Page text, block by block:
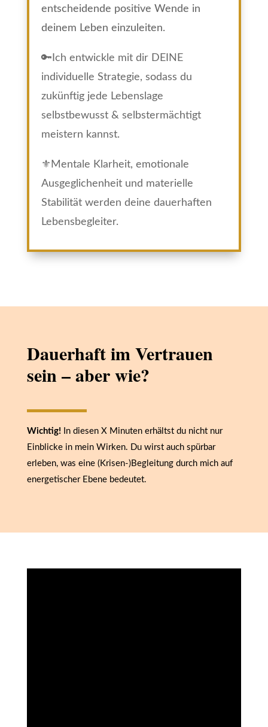
entscheidende positive Wende in
deinem Leben einzuleiten.
🔑Ich entwickle mit dir DEINE
individuelle Strategie, sodass du
zukünftig jede Lebenslage
selbstbewusst & selbstermächtigt
meistern kannst.
⚜️Mentale Klarheit, emotionale
Ausgeglichenheit und materielle
Stabilität werden deine dauerhaften
Lebensbegleiter.
Dauerhaft im Vertrauen
sein – aber wie?
Wichtig!In diesen X Minuten erhältst du nicht nur
Einblicke in mein Wirken. Du wirst auch spürbar
erleben, was eine (Krisen-)Begleitung durch mich auf
energetischer Ebene bedeutet.